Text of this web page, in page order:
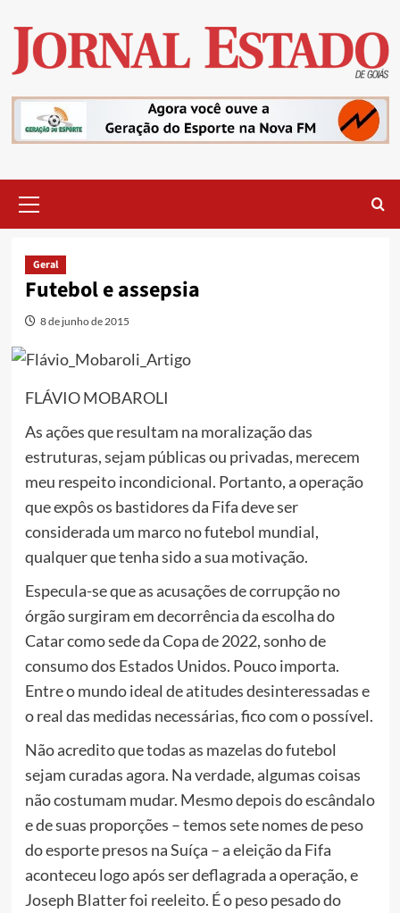
content
Menu
Geral
Futebol e assepsia
8 de junho de 2015
FLÁVIO MOBAROLI
As ações que resultam na moralização das
estruturas, sejam públicas ou privadas, merecem
meu respeito incondicional. Portanto, a operação
que expôs os bastidores da Fifa deve ser
considerada um marco no futebol mundial,
qualquer que tenha sido a sua motivação.
Especula-se que as acusações de corrupção no
órgão surgiram em decorrência da escolha do
Catar como sede da Copa de 2022, sonho de
consumo dos Estados Unidos. Pouco importa.
Entre o mundo ideal de atitudes desinteressadas e
o real das medidas necessárias, fico com o possível.
Não acredito que todas as mazelas do futebol
sejam curadas agora. Na verdade, algumas coisas
não costumam mudar. Mesmo depois do escândalo
e de suas proporções – temos sete nomes de peso
do esporte presos na Suíça – a eleição da Fifa
aconteceu logo após ser deflagrada a operação, e
Joseph Blatter foi reeleito. É o peso pesado do